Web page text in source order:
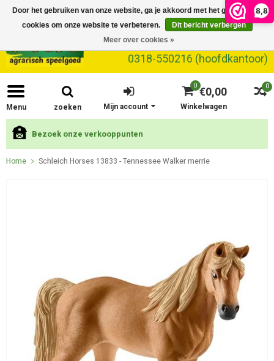
8,8
0318-550216 (hoofdkantoor)
Menu zoeken
0
0 €0,00
Winkelwagen
Mijn account
Bezoek onze verkooppunten
Home Schleich Horses 13833 - Tennessee Walker merrie
Door het gebruiken van onze website, ga je akkoord met het gebruik van
cookies om onze website te verbeteren.
Dit bericht verbergen
Meer over cookies »